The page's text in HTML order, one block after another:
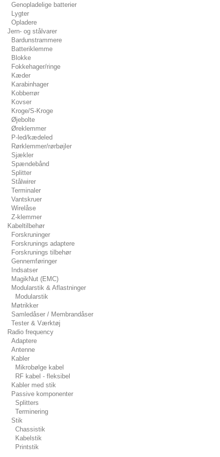
Genopladelige batterier
Lygter
Opladere
Jern- og stålvarer
Bardunstrammere
Batteriklemme
Blokke
Fokkehager/ringe
Kæder
Karabinhager
Kobberrør
Kovser
Kroge/S-Kroge
Øjebolte
Øreklemmer
P-led/kædeled
Rørklemmer/rørbøjler
Sjækler
Spændebånd
Splitter
Stålwirer
Terminaler
Vantskruer
Wirelåse
Z-klemmer
Kabeltilbehør
Forskruninger
Forskrunings adaptere
Forskrunings tilbehør
Gennemføringer
Indsatser
MagikNut (EMC)
Modularstik & Aflastninger
Modularstik
Møtrikker
Samledåser / Membrandåser
Tester & Værktøj
Radio frequency
Adaptere
Antenne
Kabler
Mikrobølge kabel
RF kabel - fleksibel
Kabler med stik
Passive komponenter
Splitters
Terminering
Stik
Chassistik
Kabelstik
Printstik